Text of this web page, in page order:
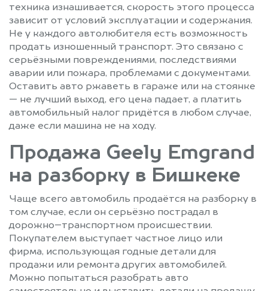
техника изнашивается, скорость этого процесса
зависит от условий эксплуатации и содержания.
Не у каждого автолюбителя есть возможность
продать изношенный транспорт. Это связано с
серьёзными повреждениями, последствиями
аварии или пожара, проблемами с документами.
Оставить авто ржаветь в гараже или на стоянке
— не лучший выход, его цена падает, а платить
автомобильный налог придётся в любом случае,
даже если машина не на ходу.
Продажа Geely Emgrand
на разборку в Бишкеке
Чаще всего автомобиль продаётся на разборку в
том случае, если он серьёзно пострадал в
дорожно–транспортном происшествии.
Покупателем выступает частное лицо или
фирма, использующая годные детали для
продажи или ремонта других автомобилей.
Можно попытаться разобрать авто